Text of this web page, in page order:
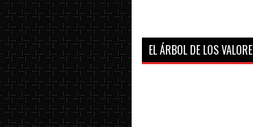
EL ÁRBOL DE LOS